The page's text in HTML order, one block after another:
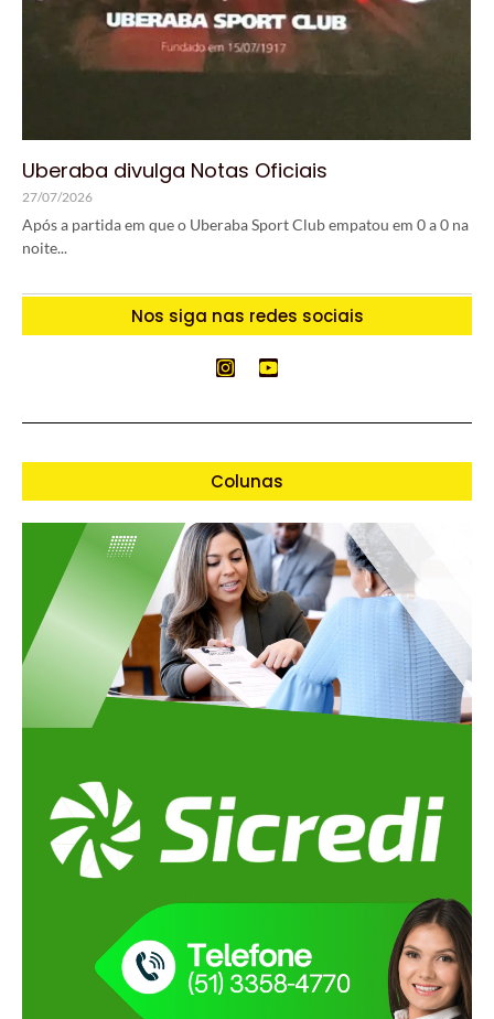
Uberaba divulga Notas Oficiais
27/07/2026
Após a partida em que o Uberaba Sport Club empatou em 0 a 0 na
noite...
Nos siga nas redes sociais
Colunas